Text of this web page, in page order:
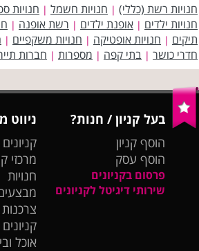
חנויות רשת (כללי) | חנויות חשמל | חנויות
חנויות ילדים | אופנת ילדים | רשת אופנה |
תיקים | חנויות אופטיקה | חנויות משקפיים |
חדרי כושר | בתי קפה | מספרות | חברות
בעל קניון / חנות?
הוסף קניון
הוסף עסק
פרסום בקניונים
שירותי דיגיטל לקניונים
ניווט
קניונים
מרכזי
חנויות
צרכנות
אוכל